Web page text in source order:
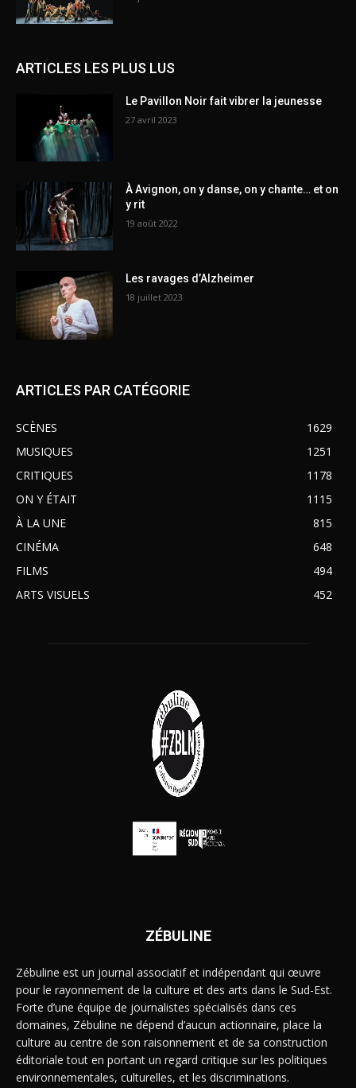
ARTICLES LES PLUS LUS
Le Pavillon Noir fait vibrer la jeunesse
27 avril 2023
À Avignon, on y danse, on y chante… et on
y rit
19 août 2022
Les ravages d’Alzheimer
18 juillet 2023
ARTICLES PAR CATÉGORIE
SCÈNES
1629
MUSIQUES
1251
CRITIQUES
1178
ON Y ÉTAIT
1115
À LA UNE
815
CINÉMA
648
FILMS
494
ARTS VISUELS
452
ZÉBULINE
Zébuline est un journal associatif et indépendant qui œuvre
pour le rayonnement de la culture et des arts dans le Sud-Est.
Forte d’une équipe de journalistes spécialisés dans ces
domaines, Zébuline ne dépend d’aucun actionnaire, place la
culture au centre de son raisonnement et de sa construction
éditoriale tout en portant un regard critique sur les politiques
environnementales, culturelles, et les discriminations.